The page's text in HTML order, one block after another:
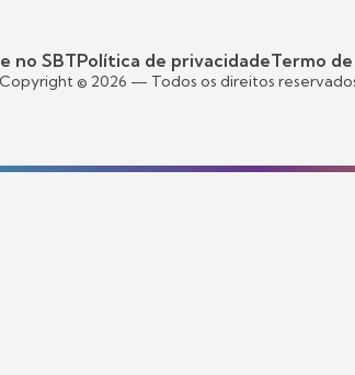
no SBTPolítica de privacidadeTermo de
© 2026 — Todos os direitos